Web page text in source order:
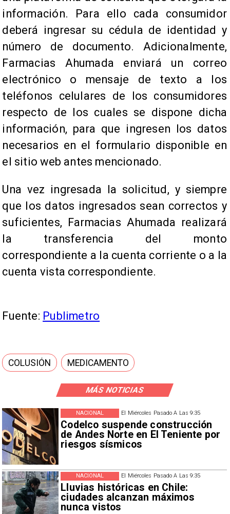
MÁS NOTICIAS
El Miércoles Pasado A Las 9:35
Codelco suspende construcción
de Andes Norte en El Teniente por
riesgos sísmicos
NACIONAL
El Miércoles Pasado A Las 9:35
Lluvias históricas en Chile:
ciudades alcanzan máximos
nunca vistos
NACIONAL
información. Para ello cada consumidor
deberá ingresar su cédula de identidad y
número de documento. Adicionalmente,
Farmacias Ahumada enviará un correo
electrónico o mensaje de texto a los
teléfonos celulares de los consumidores
respecto de los cuales se dispone dicha
información, para que ingresen los datos
necesarios en el formulario disponible en
el sitio web antes mencionado.
Una vez ingresada la solicitud, y siempre
que los datos ingresados sean correctos y
suficientes, Farmacias Ahumada realizará
la transferencia del monto
correspondiente a la cuenta corriente o a la
cuenta vista correspondiente.
Fuente: Publimetro
COLUSIÓN MEDICAMENTO